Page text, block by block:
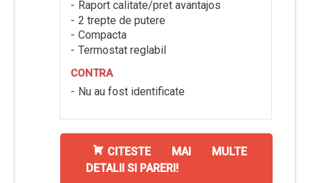
Raport calitate/pret avantajos
2 trepte de putere
Compacta
Termostat reglabil
CONTRA
Nu au fost identificate
CITESTE MAI MULTE
DETALII SI PARERI!